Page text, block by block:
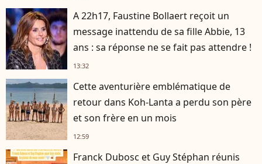
A 22h17, Faustine Bollaert reçoit un
message inattendu de sa fille Abbie, 13
ans : sa réponse ne se fait pas attendre !
13:32
Cette aventurière emblématique de
retour dans Koh-Lanta a perdu son père
et son frère en un mois
12:59
Franck Dubosc et Guy Stéphan réunis